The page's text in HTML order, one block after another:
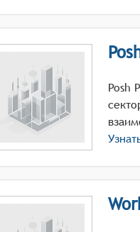
Posh